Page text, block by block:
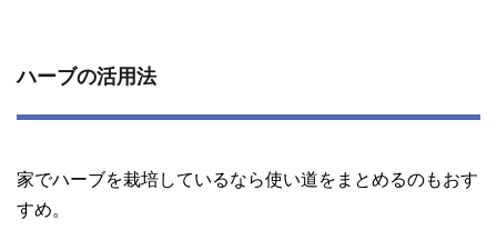
ハーブの活用法
家でハーブを栽培しているなら使い道をまとめるのもおす
すめ。